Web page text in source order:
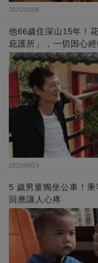
2025/10/08
他66歲住深山15年！
庇護所」，一切因心
2025/09/24
5 歲男童獨坐公車！
回應讓人心疼